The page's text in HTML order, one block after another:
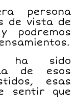
persona
de vista de
podremos
ha sido
de esos
esas
sentir que